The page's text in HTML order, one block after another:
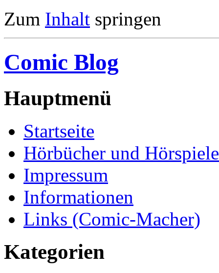
Zum Inhalt springen
Comic Blog
Hauptmenü
Startseite
Hörbücher und Hörspiele
Impressum
Informationen
Links (Comic-Macher)
Kategorien